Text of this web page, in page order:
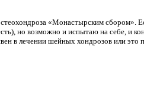
«Монастырским сбором».
но возможно и испытаю на себе, и
в лечении шейных хондрозов или это